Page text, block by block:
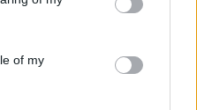
and its third-party tags to
purposes in below Google
of my